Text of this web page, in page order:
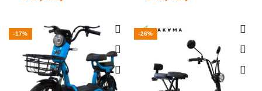
-17% -26%